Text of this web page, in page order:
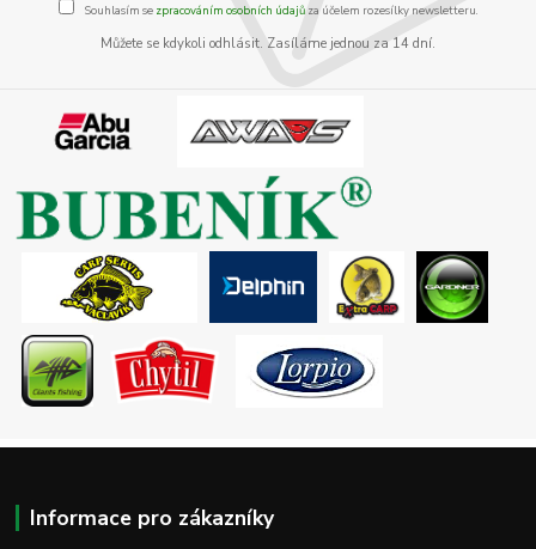
Souhlasím se zpracováním osobních údajůza účelem rozesílky newsletteru.
Můžete se kdykoli odhlásit. Zasíláme jednou za 14 dní.
Informace pro zákazníky